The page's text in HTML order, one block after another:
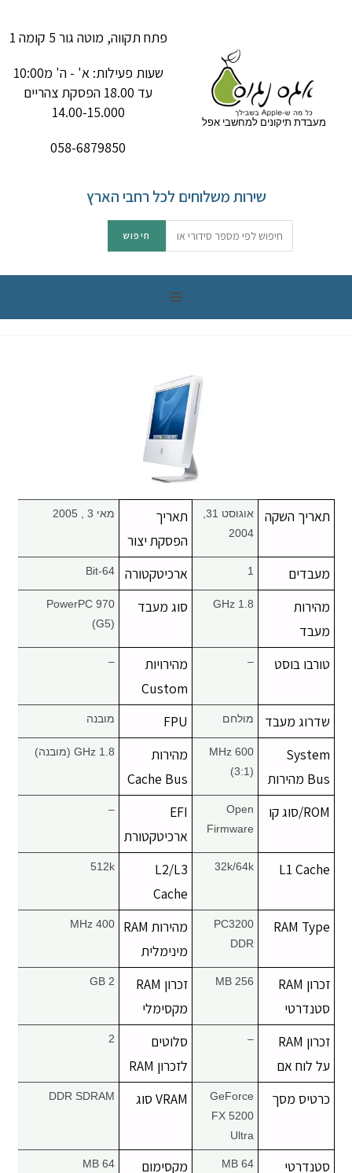
מעבדת תיקונים למחשבי אפל
פתח תקווה, מוטה גור 5 קומה 1
שעות פעילות: א' - ה' מ10:00
עד 18.00 הפסקת צהריים
14.00-15.000
058-6879850
שירות משלוחים לכל רחבי הארץ
חלקים למק | Apple
שירות תיקונים למכשירי אפל
יצירת קשר
תאריך השקה
2004
תאריך
הפסקת יצור
מאי 3 , 2005
מעבדים 1 ארכיטקטורה 64-Bit
מהירות
מעבד
1.8 GHz סוג מעבד
PowerPC 970
(G5)
טורבו בוסט –
מהירויות
Custom
–
שדרוג מעבד מולחם FPU מובנה
System
Bus מהירות
600 MHz
(3:1)
מהירות
Cache Bus
1.8 GHz (מובנה)
ROM/סוג קו
Open
Firmware
EFI
ארכיטקטורת
–
L1 Cache
32k/64k
L2/L3
Cache
512k
RAM Type
PC3200
DDR
מהירות RAM
מינימלית
400 MHz
זכרון RAM
סטנדרטי
256 MB
זכרון RAM
מקסימלי
2 GB
זכרון RAM
על לוח אם
–
סלוטים
לזכרון RAM
2
כרטיס מסך
GeForce
FX 5200
Ultra
VRAM סוג DDR SDRAM
סטנדרטי
64 MB
מקסימום
64 MB